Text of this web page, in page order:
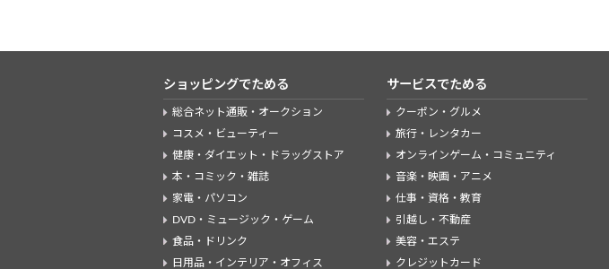
ショッピングでためる
総合ネット通販・オークション
コスメ・ビューティー
健康・ダイエット・ドラッグストア
本・コミック・雑誌
家電・パソコン
DVD・ミュージック・ゲーム
食品・ドリンク
日用品・インテリア・オフィス
サービスでためる
クーポン・グルメ
旅行・レンタカー
オンラインゲーム・コミュニティ
音楽・映画・アニメ
仕事・資格・教育
引越し・不動産
美容・エステ
クレジットカード